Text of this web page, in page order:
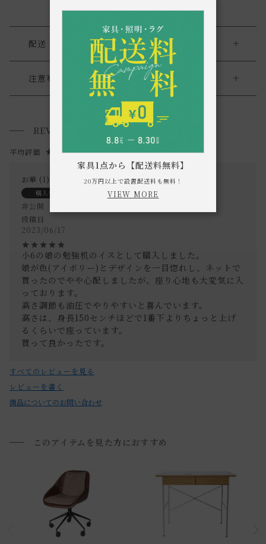
配送・返品
送料について
家具の場合、送料は1台ごとにかかります。
北海道・沖縄・離島への配送は別途お見積もりさせていただ
ご注文内容確認後、送料を追加し、ご注文確認メールをお送
り致します。
通常配送について
通常配送の場合、お品物は玄関前での引渡しとなります。
※室内への搬入、設置、商品組み立てサービスは行っており
ません。
お届けする建物、および周囲の状況により、お客様に商品の
搬入のお手伝いをお願いさせて頂く場合がございます。
プルダウンからお住まいの地域の送料をお選び頂き、ご注文
梱設置配送」がございます。
し、専用スタッフが商品の組み立てを行います。
開梱設置を選択された場合は代金引換はご利用頂けません。
プルダウンからお住まいの地域の「開梱設置送料」をお選び
頂き、ご注文下さい。
注意事項
・当店の家具は、一般家庭で使われる事を想定して製作して
います。
特にチェアは、不特定多数の方が座る事を想定していないた
め、業務用でお使い頂く場合は、予めご了承くださいます様
宜しくお願い致します。
(傾けて座る、引きずって座るなどが原因で、チェアが破損す
る場合がございます。)
・お使いのPC画面等や光の環境によっては、掲載の画像と実
際の商品とで色の見え方が異なることもございます。ご了承
ください。
REVIEWS
5.00 1
お華 1
購入者
非公開
投稿日
2023/06/17
小6の娘の勉強机のイスとして購入しました。
娘が色(アイボリー)とデザインを一目惚れし、ネットで
買ったのでやや心配しましたが、座り心地も大変気に入
っております。
高さ調節も油圧でやりやすいと喜んでいます。
高さは、身長150センチほどで1番下よりちょっと上げ
るくらいで座っています。
買って良かったです。
すべてのレビューを見る
レビューを書く
商品についてのお問い合わせ
このアイテムを見た方におすすめ
家具1点から【配送料無料】
20万円以上で設置配送料も無料！
VIEW MORE